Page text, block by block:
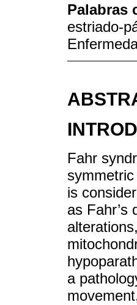
Palabras
estriado-
Fahr
is
as Fahr’s
a